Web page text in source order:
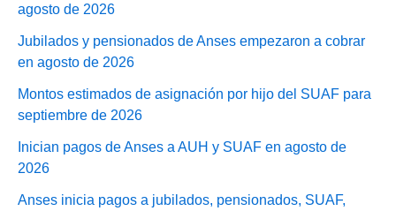
agosto de 2026
Jubilados y pensionados de Anses empezaron a cobrar
en agosto de 2026
Montos estimados de asignación por hijo del SUAF para
septiembre de 2026
Inician pagos de Anses a AUH y SUAF en agosto de
2026
Anses inicia pagos a jubilados, pensionados, SUAF,